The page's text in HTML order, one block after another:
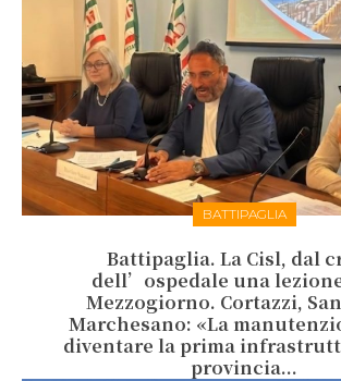
BATTIPAGLIA
Battipaglia. La Cisl, dal
dell’ospedale una
Mezzogiorno. Cortazzi,
Marchesano: «La
diventare la prima
provincia...